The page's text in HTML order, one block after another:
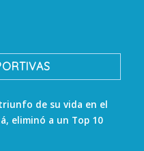
de su vida en el
eliminó a un Top 10